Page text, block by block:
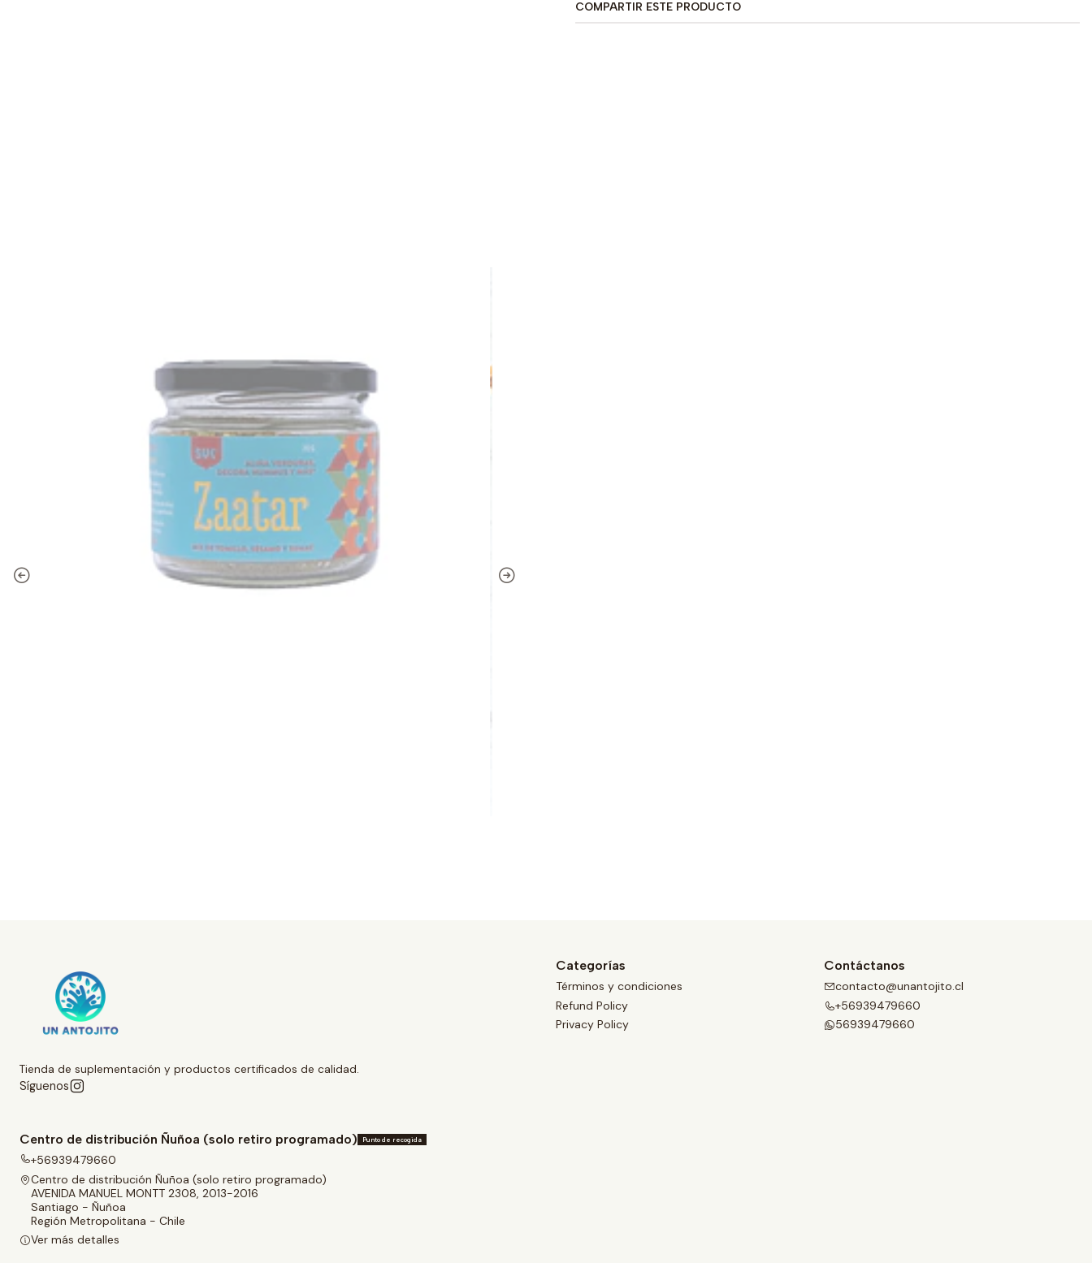
COMPARTIR ESTE PRODUCTO
Tienda de suplementación y productos certificados de calidad.
Síguenos
Categorías
Términos y condiciones
Refund Policy
Privacy Policy
Contáctanos
contacto@unantojito.cl
+56939479660
56939479660
Centro de distribución Ñuñoa (solo retiro programado) Punto de recogida
+56939479660
Centro de distribución Ñuñoa (solo retiro programado)
AVENIDA MANUEL MONTT 2308, 2013-2016
Santiago - Ñuñoa
Región Metropolitana - Chile
Ver más detalles